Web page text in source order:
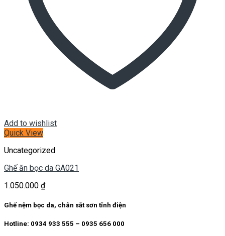
Add to wishlist
Quick View
Uncategorized
Ghế ăn bọc da GA021
1.050.000 ₫
Ghế nệm bọc da, chân sắt sơn tĩnh điện
Hotline: 0934 933 555 – 0935 656 000